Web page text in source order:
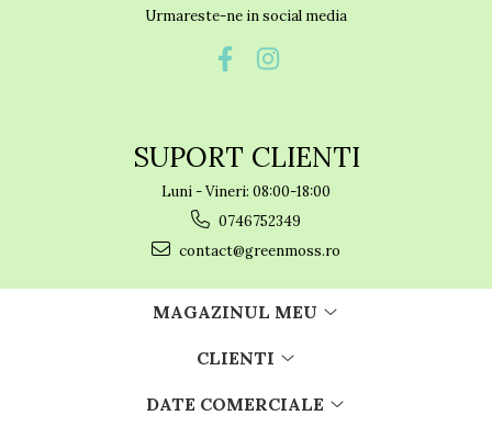
Urmareste-ne in social media
SUPORT CLIENTI
Luni - Vineri: 08:00-18:00
0746752349
contact@greenmoss.ro
MAGAZINUL MEU
CLIENTI
DATE COMERCIALE